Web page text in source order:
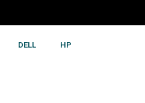
DELL HP